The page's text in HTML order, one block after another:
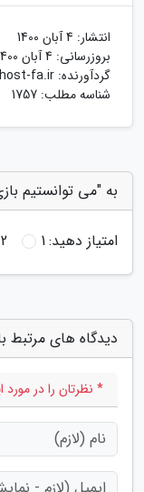
انتشار: 4 آبان 1400
بروزرسانی: 4 آبان 1400
گردآورنده: host-fa.ir
شناسه مطلب: 1757
به "می توانستیم
امتیاز دهید:1
2
دیدگاه های مرتبط
* نظرتان را در مورد